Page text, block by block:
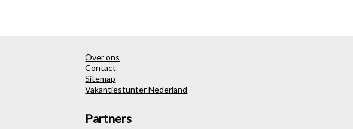
Over ons
Contact
Sitemap
Vakantiestunter Nederland
Partners